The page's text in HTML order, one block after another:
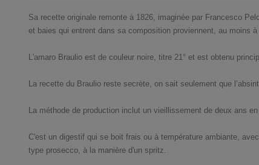
Sa recette originale remonte à 1826, imaginée par Francesco
et baies qui entrent dans sa composition proviennent, au moins
L'amaro Braulio est de couleur noire, titre 21° et est obtenu
La recette du Braulio reste secrète, on sait seulement que
La méthode de production inclut un vieillissement de deux ans
C'est un digestif qui se boit frais ou à température ambiante,
type prosecco, à la manière d'un spritz.